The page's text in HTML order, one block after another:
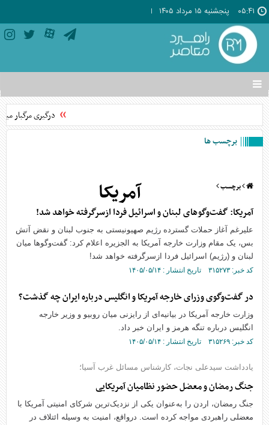
۰۵:۴۱ پنجشنبه ۱۵ مرداد ۱۴۰۵
تغییر
وضعیت
منوی
ها
درگیری مرگبار
برچسب ها
برچسب آمریکا
آمریکا: گفت‌و‌گو‌های لبنان و اسرائیل فردا ازسرگرفته خواهد شد!
علیرغم آغاز حملات گسترده رژیم صهیونیستی به جنوب لبنان و نقض آتش
بس، یک مقام وزارت خارجه آمریکا به الجزیره اعلام کرد: گفت‌و‌گو‌ها میان
لبنان و (رژیم) اسرائیل فردا ازسرگرفته خواهد شد!
کد خبر: ۳۱۵۲۷۳ تاریخ انتشار : ۱۴۰۵/۰۵/۱۴
در گفت‌وگوی وزرای خارجه آمریکا و انگلیس درباره ایران چه گذشت؟
وزارت خارجه آمریکا در بیانیه‌ای از رایزنی میان روبیو و وزیر خارجه
انگلیس درباره تنگه هرمز و ایران خبر داد.
کد خبر: ۳۱۵۲۶۹ تاریخ انتشار : ۱۴۰۵/۰۵/۱۴
یادداشت سیدعلی نجات، کارشناس مسائل غرب آسیا؛
جنگ رمضان و معضل حضور نظامیان آمریکایی
جنگ رمضان، اردن را به‌عنوان یکی از نزدیک‌ترین شرکای امنیتی آمریکا با
معضلی راهبردی مواجه کرده است. درواقع، امنیت به وسیله ائتلاف در